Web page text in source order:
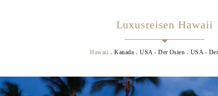
Luxusreisen Hawaii
Hawaii Kanada USA - Der Osten USA -
Previous